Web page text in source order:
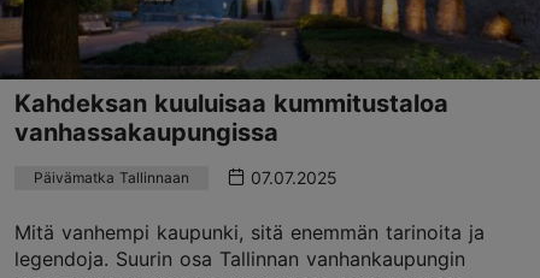
Kahdeksan kuuluisaa kummitustaloa
vanhassakaupungissa
Päivämatka Tallinnaan 07.07.2025
Mitä vanhempi kaupunki, sitä enemmän tarinoita ja
legendoja. Suurin osa Tallinnan vanhankaupungin